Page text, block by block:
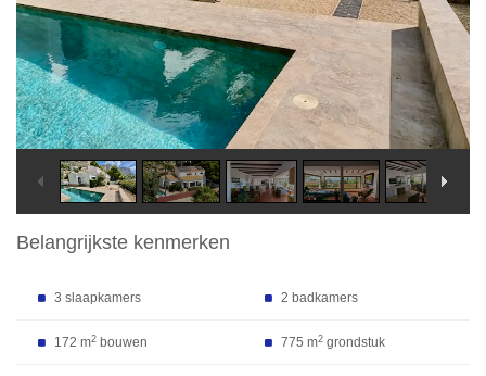
Belangrijkste kenmerken
3 slaapkamers 2 badkamers
172 m2 bouwen 775 m2 grondstuk